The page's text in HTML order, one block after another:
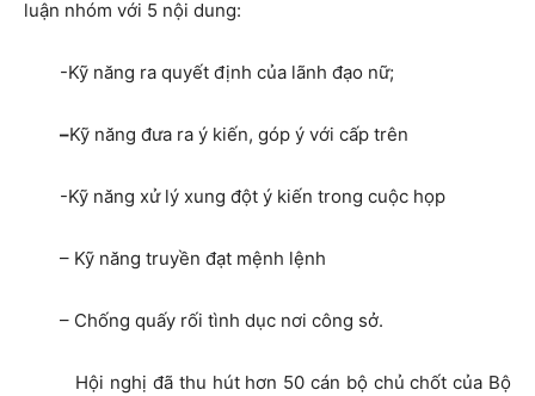
luận nhóm với 5 nội dung:
-Kỹ năng ra quyết định của lãnh đạo nữ;
–Kỹ năng đưa ra ý kiến, góp ý với cấp trên
-Kỹ năng xử lý xung đột ý kiến trong cuộc họp
– Kỹ năng truyền đạt mệnh lệnh
– Chống quấy rối tình dục nơi công sở.
Hội nghị đã thu hút hơn 50 cán bộ chủ chốt của Bộ